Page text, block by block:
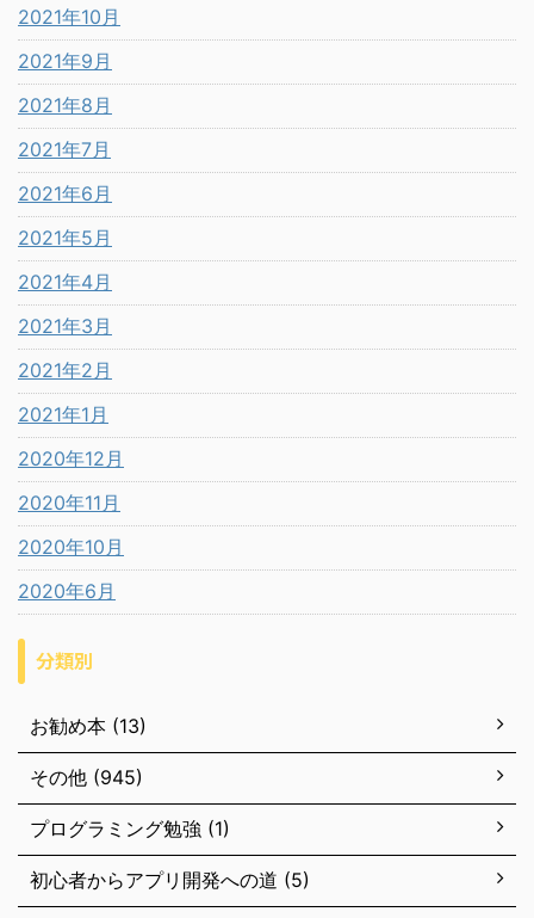
2021年10月
2021年9月
2021年8月
2021年7月
2021年6月
2021年5月
2021年4月
2021年3月
2021年2月
2021年1月
2020年12月
2020年11月
2020年10月
2020年6月
分類別
お勧め本 (13)
その他 (945)
プログラミング勉強 (1)
初心者からアプリ開発への道 (5)